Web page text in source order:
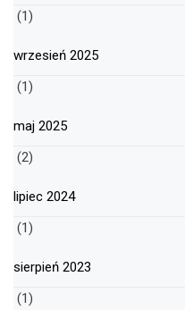
(1)
wrzesień 2025
(1)
maj 2025
(2)
lipiec 2024
(1)
sierpień 2023
(1)